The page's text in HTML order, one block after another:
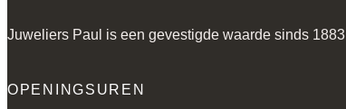
Juweliers Paul is een gevestigde waarde sinds 1883
OPENINGSUREN